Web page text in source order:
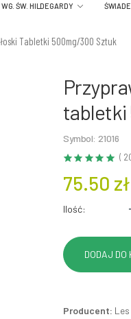
ŚW. HILDEGARDY
Tabletki 500mg/300 Sztuk
tabletki
Symbol: 21016
(
75.50 zł
Ilość:
Producent: